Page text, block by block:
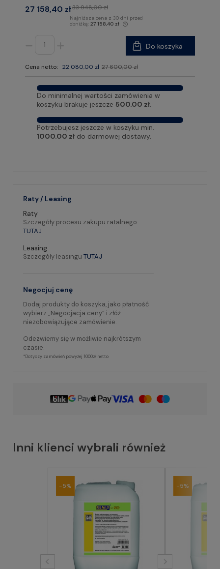
27 158,40 zł33 948,00 zł
Najniższa cena z 30 dni przed
obniżką: 27 158,40 zł
Cena netto: 22 080,00 zł 27 600,00 zł
Do koszyka
Do minimalnej wartości zamówienia w
koszyku brakuje jeszcze 500.00 zł.
Potrzebujesz jeszcze w koszyku min.
1000.00 zł do darmowej dostawy.
Raty / Leasing
Raty
Szczegóły procesu zakupu ratalnego
TUTAJ
Leasing
Szczegóły leasingu TUTAJ
Negocjuj cenę
Dodaj produkty do koszyka, jako płatność
wybierz „Negocjacja ceny” i złóż
niezobowiązujące zamówienie.
Odezwiemy się w możliwie najkrótszym
czasie.
*Dotyczy zamówień powyżej 1000zł netto
Inni klienci wybrali również
-5% -5%